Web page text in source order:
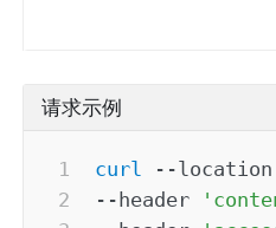
请求示例
curl --location
--header